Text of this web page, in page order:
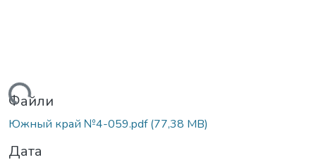
Вантажиться...
Файли
Южный край №4-059.pdf(77,38 MB)
Дата